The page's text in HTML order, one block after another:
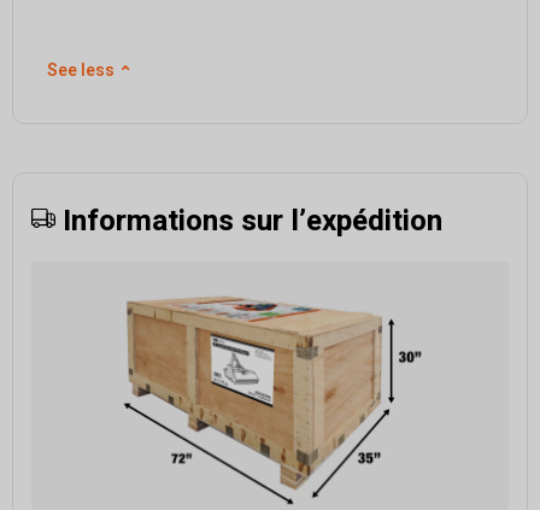
See less ⌃
Informations sur l’expédition